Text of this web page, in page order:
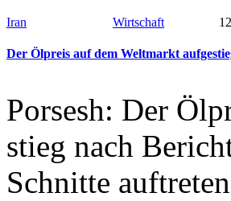
Iran Wirtschaft
Der Ölpreis auf dem Weltmarkt
Porsesh: Der
stieg nach
Schnitte